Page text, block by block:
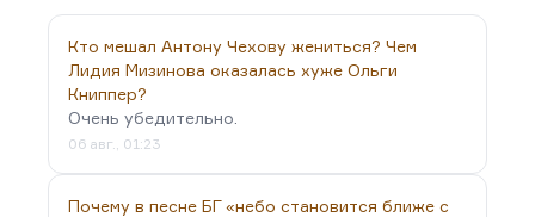
Марихуана – дело не в пропаганде наркотиков.
Но марихуана меняет характер мышления. Она
заметно снижает вашу собственную критичность.
И при таком подходе, мне кажется, даже в…
Кто мешал Антону Чехову жениться? Чем
Лидия Мизинова оказалась хуже Ольги
Книппер?
Очень убедительно.
06 авг., 01:23
Почему в песне БГ «небо становится ближе с